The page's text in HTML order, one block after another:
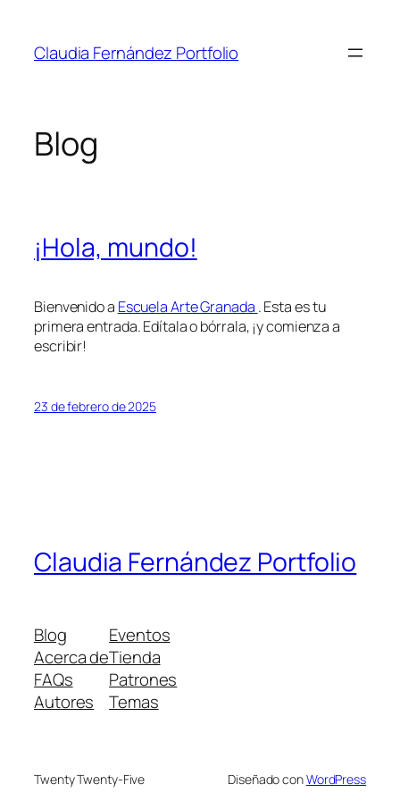
contenido
Claudia Fernández Portfolio
Blog
¡Hola, mundo!
Bienvenido a Escuela Arte Granada . Esta es tu
primera entrada. Edítala o bórrala, ¡y comienza a
escribir!
23 de febrero de 2025
Claudia Fernández Portfolio
Blog
Acerca de
FAQs
Autores
Eventos
Tienda
Patrones
Temas
Twenty Twenty-Five Diseñado conWordPress